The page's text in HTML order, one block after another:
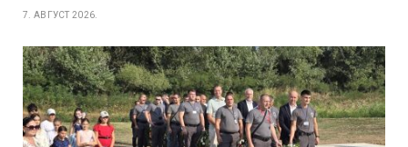
7. АВГУСТ 2026.